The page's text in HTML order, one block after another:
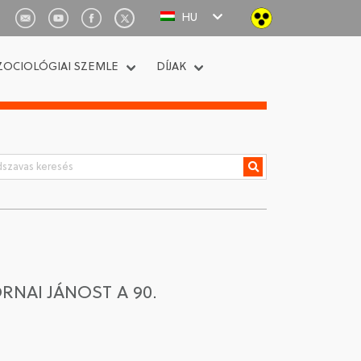
HU
SZEMLE DÍJAK
JÁNOST A 90.